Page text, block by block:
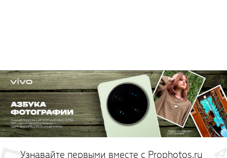
Узнавайте первыми вместе с Prophotos.ru